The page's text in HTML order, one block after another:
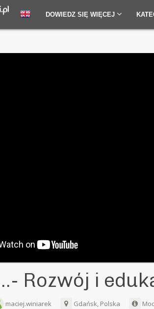
DOWIEDZ SIĘ WIĘCEJ
Rozwój i
maciej.winiarek Gdańsk, Polska